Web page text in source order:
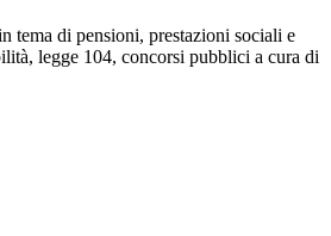
tema di pensioni, prestazioni sociali e
legge 104, concorsi pubblici a cura di